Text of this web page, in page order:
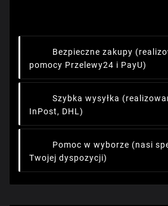
Bezpieczne zakupy
pomocy Przelewy24 i PayU)
Szybka wysyłka
InPost, DHL)
Pomoc w wyborze (nasi
Twojej dyspozycji)